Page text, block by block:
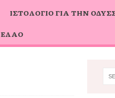
ΙΣΤΟΛΌΓΙΟ ΓΙΑ ΤΗΝ